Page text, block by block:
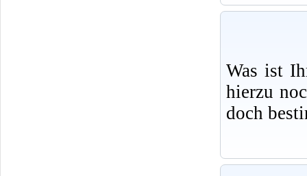
Was ist
hierzu
doch